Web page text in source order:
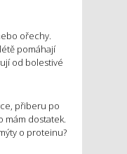
ořechy.
pomáhají
od bolestivé
přiberu po
mám dostatek.
o proteinu?